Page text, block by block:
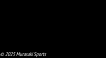
© 2025 Murasaki Sports